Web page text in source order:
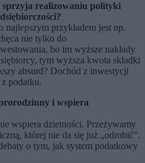
sprzyja realizowaniu polityki
najlepszym przykładem jest np.
nie tylko do
bo im wyższe nakłady
tym wyższa kwota składki
absurd? Dochód z inwestycji
podatku.
i wspiera
wspiera dzietności. Przeżywamy
której nie da się już „odrobić”.
o tym, jak system podatkowy